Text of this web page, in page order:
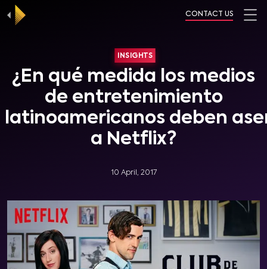
CONTACT US
INSIGHTS
¿En qué medida los medios
de entretenimiento
latinoamericanos deben
a Netflix?
10 April, 2017